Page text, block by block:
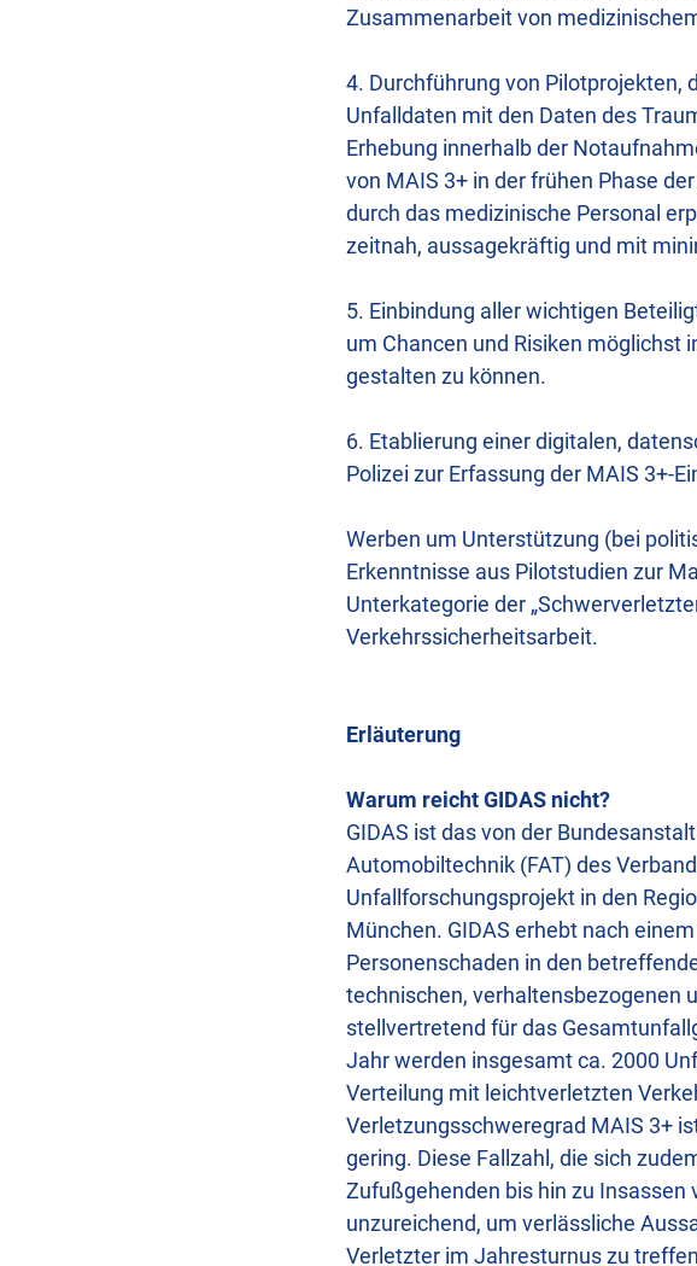
Zusammenarbeit von
4. Durchführung von Pilotprojekten,
Unfalldaten mit den Daten des
Erhebung innerhalb der
von MAIS 3+ in der frühen Phase
durch das medizinische Personal
zeitnah, aussagekräftig und mit
5. Einbindung aller wichtigen
um Chancen und Risiken
gestalten zu können.
6. Etablierung einer digitalen,
Polizei zur Erfassung der MAIS 3+-
Werben um Unterstützung (bei
Erkenntnisse aus Pilotstudien zur
Unterkategorie der
Verkehrssicherheitsarbeit.
Erläuterung
Warum reicht GIDAS nicht?
GIDAS ist das von der
Automobiltechnik (FAT) des
Unfallforschungsprojekt in den
München. GIDAS erhebt nach
Personenschaden in den
technischen, verhaltensbezogenen
stellvertretend für das
Jahr werden insgesamt ca. 2000
Verteilung mit leichtverletzten
Verletzungsschweregrad MAIS 3+
gering. Diese Fallzahl, die sich
Zufußgehenden bis hin zu
unzureichend, um verlässliche
Verletzter im Jahresturnus zu